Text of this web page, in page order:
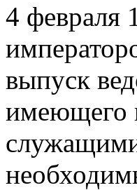
4 февраля
выпуск
имеющего